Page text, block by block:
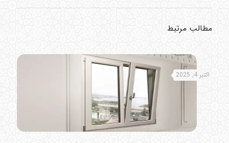
مطالب مرتبط
اکتبر 4, 2025